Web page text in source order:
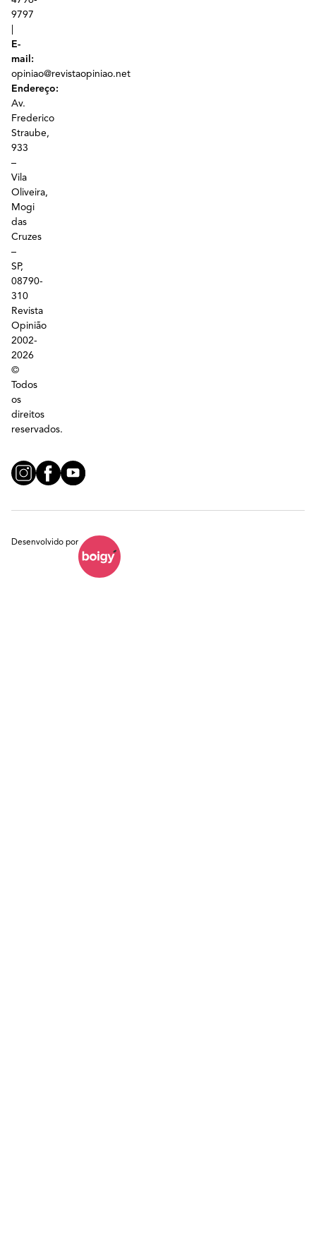
9797
E-
mail:
opiniao@revistaopiniao.net
Endereço:
Av.
Frederico
Straube,
933
–
Vila
Oliveira,
Mogi
das
Cruzes
–
SP,
08790-
310
Revista
Opinião
2002-
2026
©
Todos
os
direitos
reservados.
Desenvolvido por